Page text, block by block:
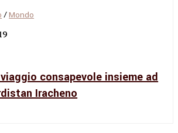
/Mondo
consapevole insieme ad
Iracheno